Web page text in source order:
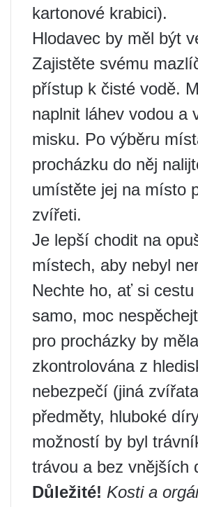
kartonové krabici).
Hlodavec by měl být
Zajistěte svému
přístup k čisté vodě.
naplnit láhev vodou a
misku. Po výběru
procházku do něj
umístěte jej na místo
zvířeti.
Je lepší chodit na
místech, aby nebyl
Nechte ho, ať si
samo, moc
pro procházky by
zkontrolována z
nebezpečí (jiná
předměty, hluboké
možností by byl
trávou a bez vnějších
Důležité! Kosti a